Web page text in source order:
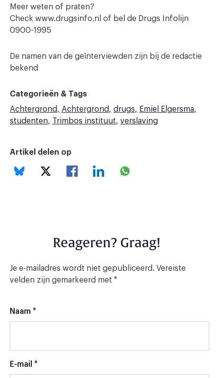
Meer weten of praten?
Check www.drugsinfo.nl of bel de Drugs Infolijn
0900-1995
De namen van de geïnterviewden zijn bij de redactie
bekend
Categorieën & Tags
Achtergrond
Achtergrond drugs
Emiel Elgersma
studenten
Trimbos instituut verslaving
Artikel delen op
Reageren? Graag!
Je e-mailadres wordt niet gepubliceerd. Vereiste
velden zijn gemarkeerd met *
Naam *
E-mail *